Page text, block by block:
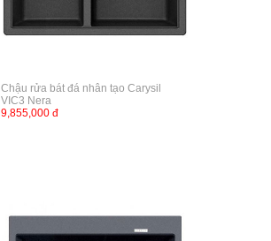
Chậu rửa bát đá nhân tạo Carysil
VIC3 Nera
9,855,000 đ